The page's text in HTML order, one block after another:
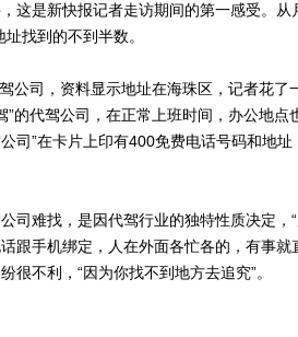
是新快报记者走访期间的第一感受。从
找到的不到半数。
司，资料显示地址在海珠区，记者花了
”的代驾公司，在正常上班时间，办公地点
司”在卡片上印有400免费电话号码和地
难找，是因代驾行业的独特性质决定，
跟手机绑定，人在外面各忙各的，有事就
很不利，“因为你找不到地方去追究”。